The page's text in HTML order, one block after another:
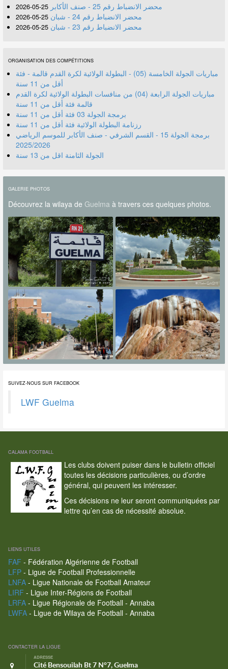
محضر الانضباط رقم 25 - صنف الأكابر 25-05-2026
محضر الانضباط رقم 24 - شبان 25-05-2026
محضر الانضباط رقم 23 - شبان 25-05-2026
ORGANISATION DES COMPÉTITIONS
مباريات الجولة الخامسة (05) - البطولة الولائية لكرة القدم قالمة - فئة
أقل من 11 سنة
مباريات الجولة الرابعة (04) من منافسات البطولة الولائية لكرة القدم
قالمة فئة أقل من 11 سنة
برمجة الجولة 03 فئة أقل من 11 سنة
رزنامة البطولة الولائية فئة أقل من 11 سنة
برمجة الجولة 15 - القسم الشرفي - صنف الأكابر للموسم الرياضي
2025/2026
الجولة الثامنة اقل من 13 سنة
GALERIE PHOTOS
Découvrez la wilaya de Guelma à travers ces quelques photos.
SUIVEZ-NOUS SUR FACEBOOK
LWF Guelma
CALAMA FOOTBALL
Les clubs doivent puiser dans le bulletin officiel
toutes les décisions particulières, ou d’ordre
général, qui peuvent les intéresser.
Ces décisions ne leur seront communiquées par
lettre qu’en cas de nécessité absolue.
LIENS UTILES
FAF - Fédération Algérienne de Football
LFP- Ligue de Football Professionnelle
LNFA- Ligue Nationale de Football Amateur
LIRF - Ligue Inter-Régions de Football
LRFA- Ligue Régionale de Football - Annaba
LWFA- Ligue de Wilaya de Football - Annaba
CONTACTER LA LIGUE
ADRESSE
Cité Bensouilah Bt 7 N°7, Guelma